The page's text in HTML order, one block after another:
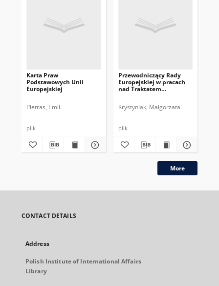
Karta Praw
Podstawowych Unii
Europejskiej
Pietras, Emil.
plik
Przewodniczący Rady
Europejskiej w pracach
nad Traktatem
Krystyniak, Małgorzata.
plik
More
CONTACT DETAILS
Address
Polish Institute of International Affairs
Library